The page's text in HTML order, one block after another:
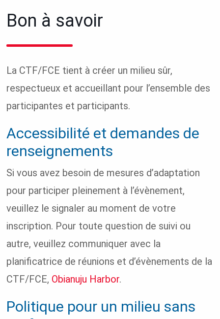
Bon à savoir
La CTF/FCE tient à créer un milieu sûr,
respectueux et accueillant pour l’ensemble des
participantes et participants.
Accessibilité et demandes de
renseignements
Si vous avez besoin de mesures d’adaptation
pour participer pleinement à l’évènement,
veuillez le signaler au moment de votre
inscription. Pour toute question de suivi ou
autre, veuillez communiquer avec la
planificatrice de réunions et d’évènements de la
CTF/FCE, Obianuju Harbor.
Politique pour un milieu sans